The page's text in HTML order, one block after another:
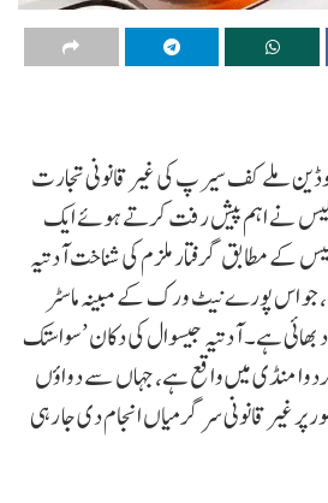
ملے کف سیرپ کی غیر قانونی تجارت
نے اہم پیش رفت کرتے ہوئے ایک
کے مطابق گرفتار ملزم کی شناخت آدتیہ
جو اس پورے نیٹ ورک کے مبینہ ماسٹر
بھائی ہے۔ آدتیہ جیسوال کی دکان ’سواستک
دوا منڈی میں واقع ہے، جہاں سے دواؤں
پر غیر قانونی سرگرمیاں انجام دی جا رہی